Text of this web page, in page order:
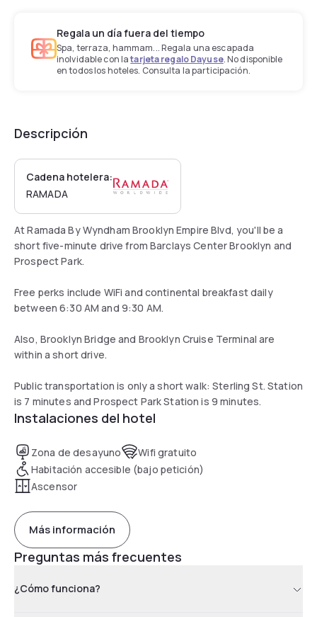
Regala un día fuera del tiempo
Spa, terraza, hammam... Regala una escapada
inolvidable con latarjeta regalo Dayuse. No disponible
en todos los hoteles. Consulta la participación.
Descripción
Cadena hotelera:
RAMADA
At Ramada By Wyndham Brooklyn Empire Blvd, you'll be a
short five-minute drive from Barclays Center Brooklyn and
Prospect Park.
Free perks include WiFi and continental breakfast daily
between 6:30 AM and 9:30 AM.
Also, Brooklyn Bridge and Brooklyn Cruise Terminal are
within a short drive.
Public transportation is only a short walk: Sterling St. Station
is 7 minutes and Prospect Park Station is 9 minutes.
Instalaciones del hotel
Zona de desayuno
Wifi gratuito
Habitación accesible (bajo petición)
Ascensor
Más información
Preguntas más frecuentes
¿Cómo funciona?